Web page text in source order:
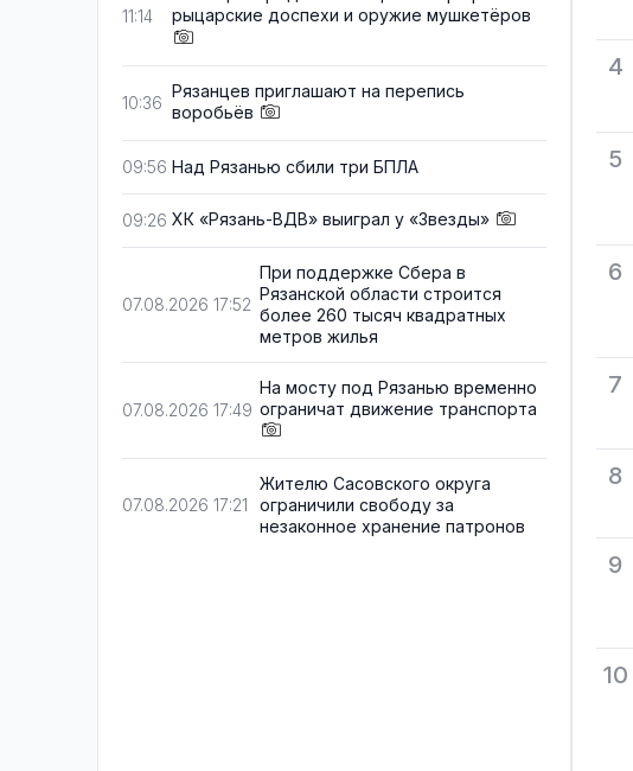
11:14
рыцарские доспехи и оружие мушкетёров
10:36
Рязанцев приглашают на перепись
воробьёв
09:56 Над Рязанью сбили три БПЛА
09:26 ХК «Рязань-ВДВ» выиграл у «Звезды»
07.08.2026 17:52
При поддержке Сбера в
Рязанской области строится
более 260 тысяч квадратных
метров жилья
07.08.2026 17:49
На мосту под Рязанью временно
ограничат движение транспорта
07.08.2026 17:21
Жителю Сасовского округа
ограничили свободу за
незаконное хранение патронов
4
5
6
7
8
9
10